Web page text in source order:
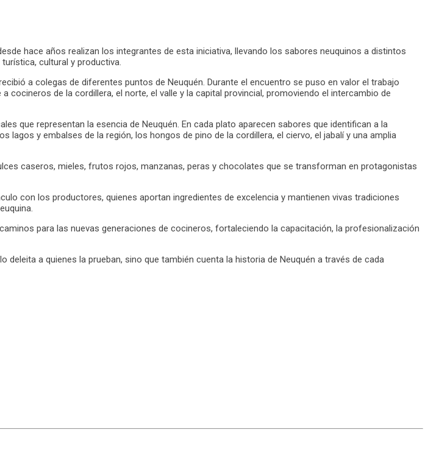
hace años realizan los integrantes de esta iniciativa, llevando los sabores neuquinos a distintos
cultural y productiva.
a colegas de diferentes puntos de Neuquén. Durante el encuentro se puso en valor el trabajo
cocineros de la cordillera, el norte, el valle y la capital provincial, promoviendo el intercambio de
que representan la esencia de Neuquén. En cada plato aparecen sabores que identifican a la
y embalses de la región, los hongos de pino de la cordillera, el ciervo, el jabalí y una amplia
caseros, mieles, frutos rojos, manzanas, peras y chocolates que se transforman en protagonistas
con los productores, quienes aportan ingredientes de excelencia y mantienen vivas tradiciones
para las nuevas generaciones de cocineros, fortaleciendo la capacitación, la profesionalización
a quienes la prueban, sino que también cuenta la historia de Neuquén a través de cada